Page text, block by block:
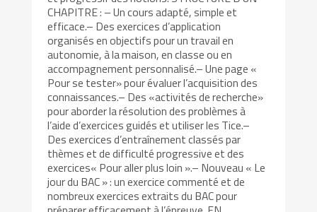
CHAPITRE : – Un cours adapté, simple et
efficace.– Des exercices d’application
organisés en objectifs pour un travail en
autonomie, à la maison, en classe ou en
accompagnement personnalisé.– Une page «
Pour se tester» pour évaluer l’acquisition des
connaissances.– Des «activités de recherche»
pour aborder la résolution des problèmes à
l’aide d’exercices guidés et utiliser les Tice.–
Des exercices d’entraînement classés par
thèmes et de difficulté progressive et des
exercices« Pour aller plus loin ».– Nouveau « Le
jour du BAC » : un exercice commenté et de
nombreux exercices extraits du BAC pour